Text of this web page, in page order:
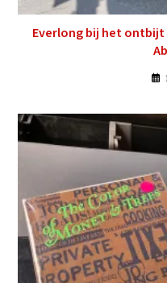
Everlong bij het ontbijt